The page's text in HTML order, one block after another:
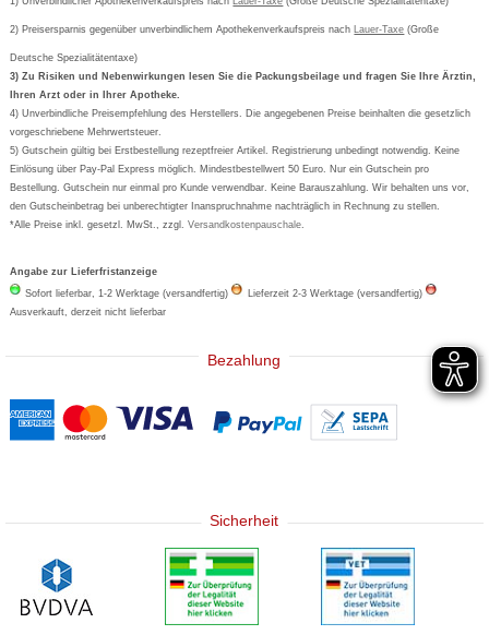
Cookie-Einstellungen
Vertrag widerrufen
Newsletteranmeldung
Formoline
Wick
Eucerin
Basica
2) Preisersparnis gegenüber unverbindlichem Apothekenverkaufspreis nach Lauer-Taxe (Große
Deutsche Spezialitätentaxe)
3) Zu Risiken und Nebenwirkungen lesen Sie die Packungsbeilage und fragen Sie Ihre Ärztin,
Ihren Arzt oder in Ihrer Apotheke.
4) Unverbindliche Preisempfehlung des Herstellers. Die angegebenen Preise beinhalten die gesetzlich
vorgeschriebene Mehrwertsteuer.
5) Gutschein gültig bei Erstbestellung rezeptfreier Artikel. Registrierung unbedingt notwendig. Keine
Einlösung über Pay-Pal Express möglich. Mindestbestellwert 50 Euro. Nur ein Gutschein pro
Bestellung. Gutschein nur einmal pro Kunde verwendbar. Keine Barauszahlung. Wir behalten uns vor,
den Gutscheinbetrag bei unberechtigter Inanspruchnahme nachträglich in Rechnung zu stellen.
*Alle Preise inkl. gesetzl. MwSt., zzgl.Versandkostenpauschale
Angabe zur Lieferfristanzeige
Sofort lieferbar, 1-2 Werktage (versandfertig)
Lieferzeit 2-3 Werktage (versandfertig)
Ausverkauft, derzeit nicht lieferbar
Bezahlung
Sicherheit